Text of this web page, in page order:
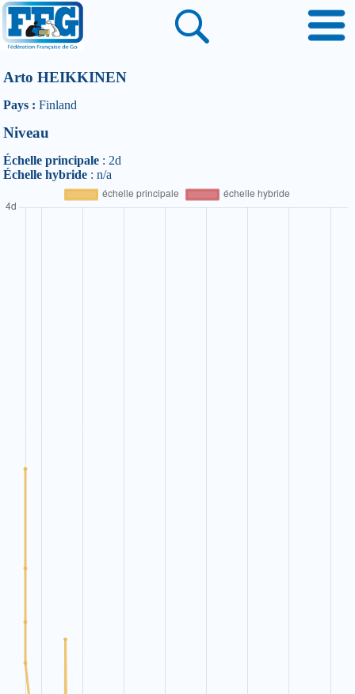
Arto HEIKKINEN
Pays : Finland
Niveau
Échelle principale : 2d
Échelle hybride : n/a